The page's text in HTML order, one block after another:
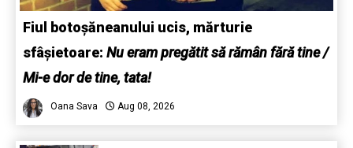
Fiul botoșăneanului ucis, mărturie
sfâșietoare: Nu eram pregătit să rămân fără tine /
Mi-e dor de tine, tata!
Oana Sava Aug 08, 2026